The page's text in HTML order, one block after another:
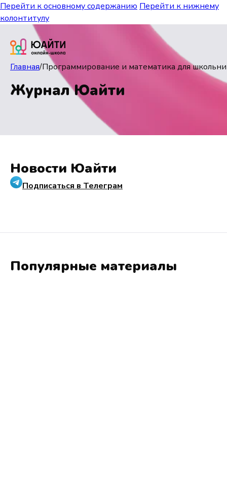
Перейти к основному содержанию Перейти к нижнему
колонтитулу
Главная/Программирование и математика для
Журнал Юайти
Новости Юайти
Подписаться в Телеграм
Популярные материалы